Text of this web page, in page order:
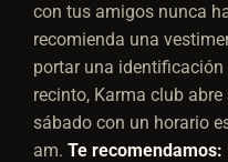
con tus amigos nunca
recomienda una
portar una
recinto, Karma club
sábado con un horario
am. Te recomendamos: